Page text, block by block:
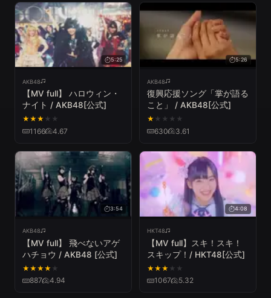
5:25
AKB48
【MV full】 ハロウィン・
ナイト / AKB48[公式]
★★★ ★ ★
1166 4.67
5:26
AKB48
復興応援ソング「掌が語る
こと」 / AKB48[公式]
★ ★ ★ ★ ★
630 3.61
3:54
AKB48
【MV full】 飛べないアゲ
ハチョウ / AKB48 [公式]
★★★★ ★
887 4.94
4:08
HKT48
【MV full】スキ！スキ！
スキップ！/ HKT48[公式]
★★★ ★ ★
1067 5.32